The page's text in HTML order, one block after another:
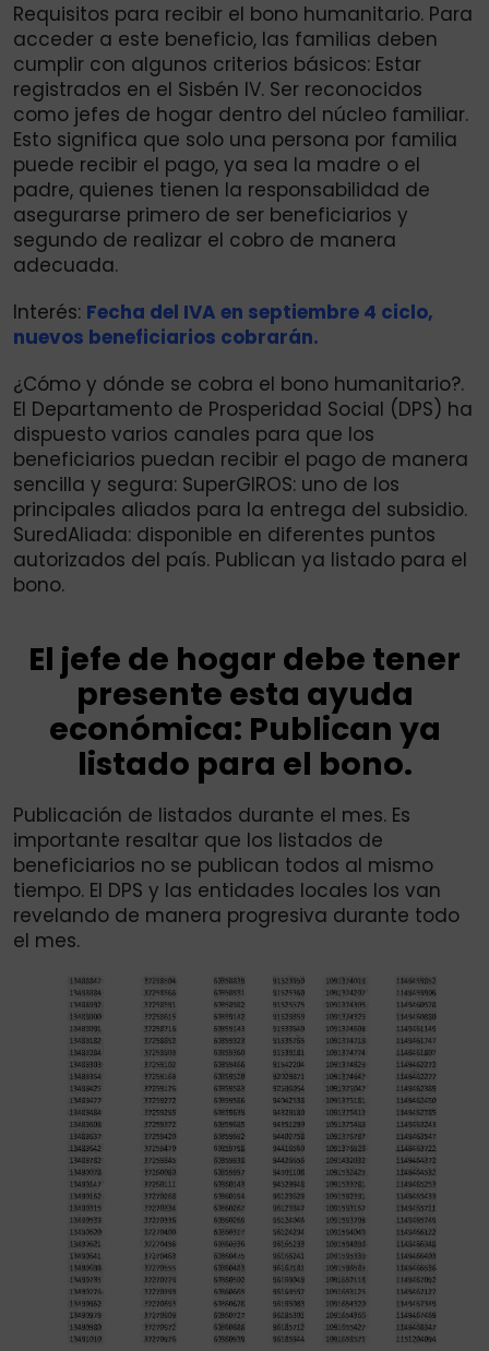
Requisitos para recibir el bono humanitario. Para
acceder a este beneficio, las familias deben
cumplir con algunos criterios básicos: Estar
registrados en el Sisbén IV. Ser reconocidos
como jefes de hogar dentro del núcleo familiar.
Esto significa que solo una persona por familia
puede recibir el pago, ya sea la madre o el
padre, quienes tienen la responsabilidad de
asegurarse primero de ser beneficiarios y
segundo de realizar el cobro de manera
adecuada.
Interés: Fecha del IVA en septiembre 4 ciclo,
nuevos beneficiarios cobrarán.
¿Cómo y dónde se cobra el bono humanitario?.
El Departamento de Prosperidad Social (DPS) ha
dispuesto varios canales para que los
beneficiarios puedan recibir el pago de manera
sencilla y segura: SuperGIROS: uno de los
principales aliados para la entrega del subsidio.
SuredAliada: disponible en diferentes puntos
autorizados del país. Publican ya listado para el
bono.
El jefe de hogar debe tener
presente esta ayuda
económica: Publican ya
listado para el bono.
Publicación de listados durante el mes. Es
importante resaltar que los listados de
beneficiarios no se publican todos al mismo
tiempo. El DPS y las entidades locales los van
revelando de manera progresiva durante todo
el mes.